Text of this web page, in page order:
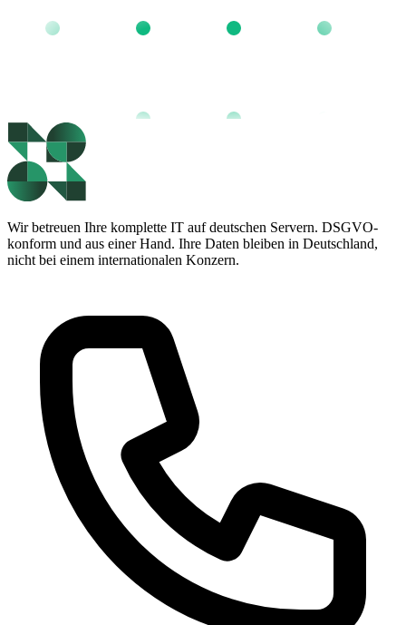
Wir betreuen Ihre komplette IT auf deutschen Servern. DSGVO-
konform und aus einer Hand. Ihre Daten bleiben in Deutschland,
nicht bei einem internationalen Konzern.